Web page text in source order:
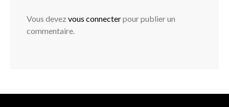
Vous devez vous connecterpour publier un
commentaire.